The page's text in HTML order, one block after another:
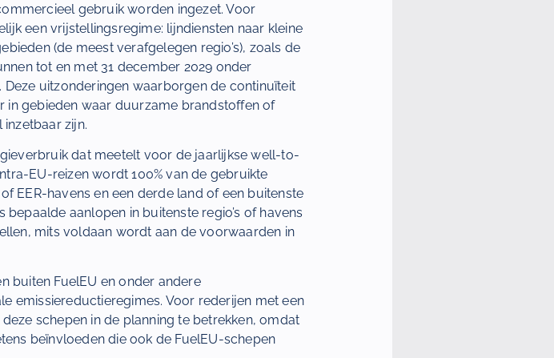
gebruik worden ingezet. Voor
een vrijstellingsregime: lijndiensten naar kleine
(de meest verafgelegen regio’s), zoals de
tot en met 31 december 2029 onder
uitzonderingen waarborgen de continuïteit
gebieden waar duurzame brandstoffen of
zijn.
dat meetelt voor de jaarlijkse well-to-
EU-reizen wordt 100% van de gebruikte
EER-havens en een derde land of een buitenste
aanlopen in buitenste regio’s of havens
mits voldaan wordt aan de voorwaarden in
buiten FuelEU en onder andere
emissiereductieregimes. Voor rederijen met een
schepen in de planning te betrekken, omdat
beïnvloeden die ook de FuelEU-schepen